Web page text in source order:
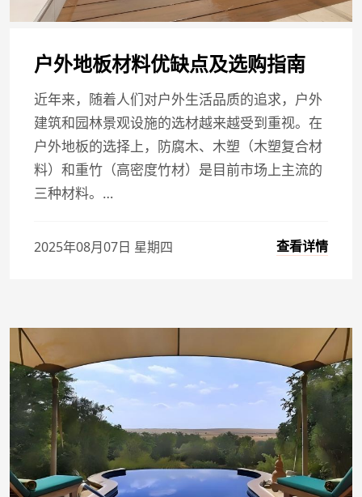
户外地板材料优缺点及选购指南
近年来，随着人们对户外生活品质的追求，户外
建筑和园林景观设施的选材越来越受到重视。在
户外地板的选择上，防腐木、木塑（木塑复合材
料）和重竹（高密度竹材）是目前市场上主流的
三种材料。…
2025年08月07日 星期四 查看详情